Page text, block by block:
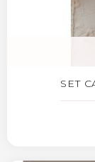
SET